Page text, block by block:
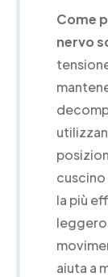
Come
nervo
la più
aiuta a